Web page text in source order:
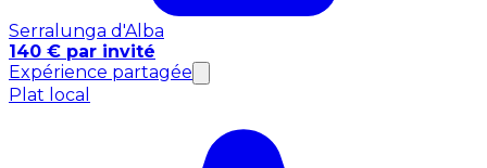
Serralunga d'Alba
140 € par invité
Expérience partagée
Plat local